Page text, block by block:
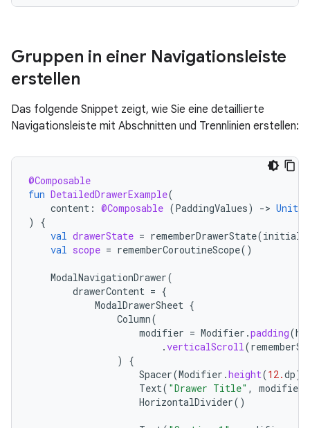
Gruppen in einer Navigationsleiste
erstellen
Das folgende Snippet zeigt, wie Sie eine detaillierte
Navigationsleiste mit Abschnitten und Trennlinien erstellen:
@Composable
fun DetailedDrawerExample(
content : @Composable (PaddingValues) -> Unit
)
{
val drawerState = rememberDrawerState(
val scope = rememberCoroutineScope()
ModalNavigationDrawer(
drawerContent = {
ModalDrawerSheet {
Column(
modifier = Modifier .padding(
.verticalScroll(
)
{
Spacer(Modifier .height(12.dp))
Text( "Drawer Title" , modifier
HorizontalDivider()